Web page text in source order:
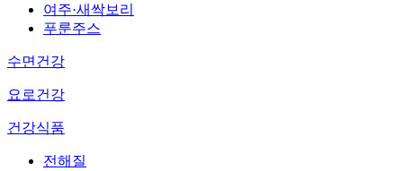
여주·새싹보리
푸룬주스
수면건강
요로건강
건강식품
전해질